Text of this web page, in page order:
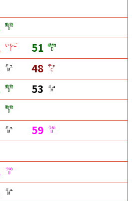
動物
D
いちご
I 51 動物
D
ミュ
M 48 チャ
C
動物
D 53 ミュ
M
動物
D
ミュ
M 59 うめ
U
うめ
U
ミュ
M